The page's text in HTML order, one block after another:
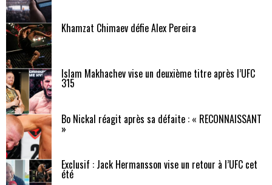
Khamzat Chimaev défie Alex Pereira
Islam Makhachev vise un deuxième titre après l’UFC
315
Bo Nickal réagit après sa défaite : « RECONNAISSANT
»
Exclusif : Jack Hermansson vise un retour à l’UFC cet
été